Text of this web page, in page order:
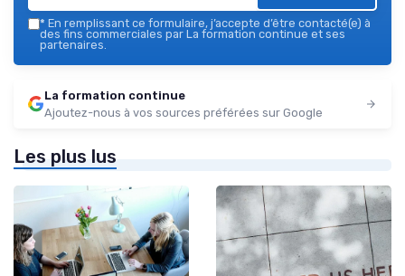
* En remplissant ce formulaire, j’accepte d’être contacté(e) à
des fins commerciales par La formation continue et ses
partenaires.
La formation continue
Ajoutez-nous à vos sources préférées sur Google
Les plus lus